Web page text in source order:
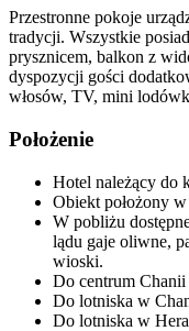
Przestronne pokoje
tradycji. Wszystkie
prysznicem, balkon z
dyspozycji gości
włosów, TV, mini
Położenie
Hotel należący do
Obiekt położony
W pobliżu
lądu gaje oliwne,
wioski.
Do centrum
Do lotniska w
Do lotniska w